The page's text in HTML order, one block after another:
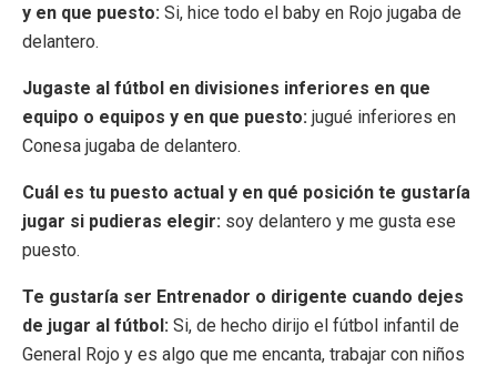
y en que puesto: Si, hice todo el baby en Rojo jugaba de
delantero.
Jugaste al fútbol en divisiones inferiores en que
equipo o equipos y en que puesto: jugué inferiores en
Conesa jugaba de delantero.
Cuál es tu puesto actual y en qué posición te gustaría
jugar si pudieras elegir: soy delantero y me gusta ese
puesto.
Te gustaría ser Entrenador o dirigente cuando dejes
de jugar al fútbol: Si, de hecho dirijo el fútbol infantil de
General Rojo y es algo que me encanta, trabajar con niños